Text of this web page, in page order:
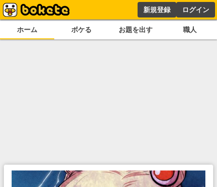
新規登録 ログイン
ホーム ボケる お題を出す 職人